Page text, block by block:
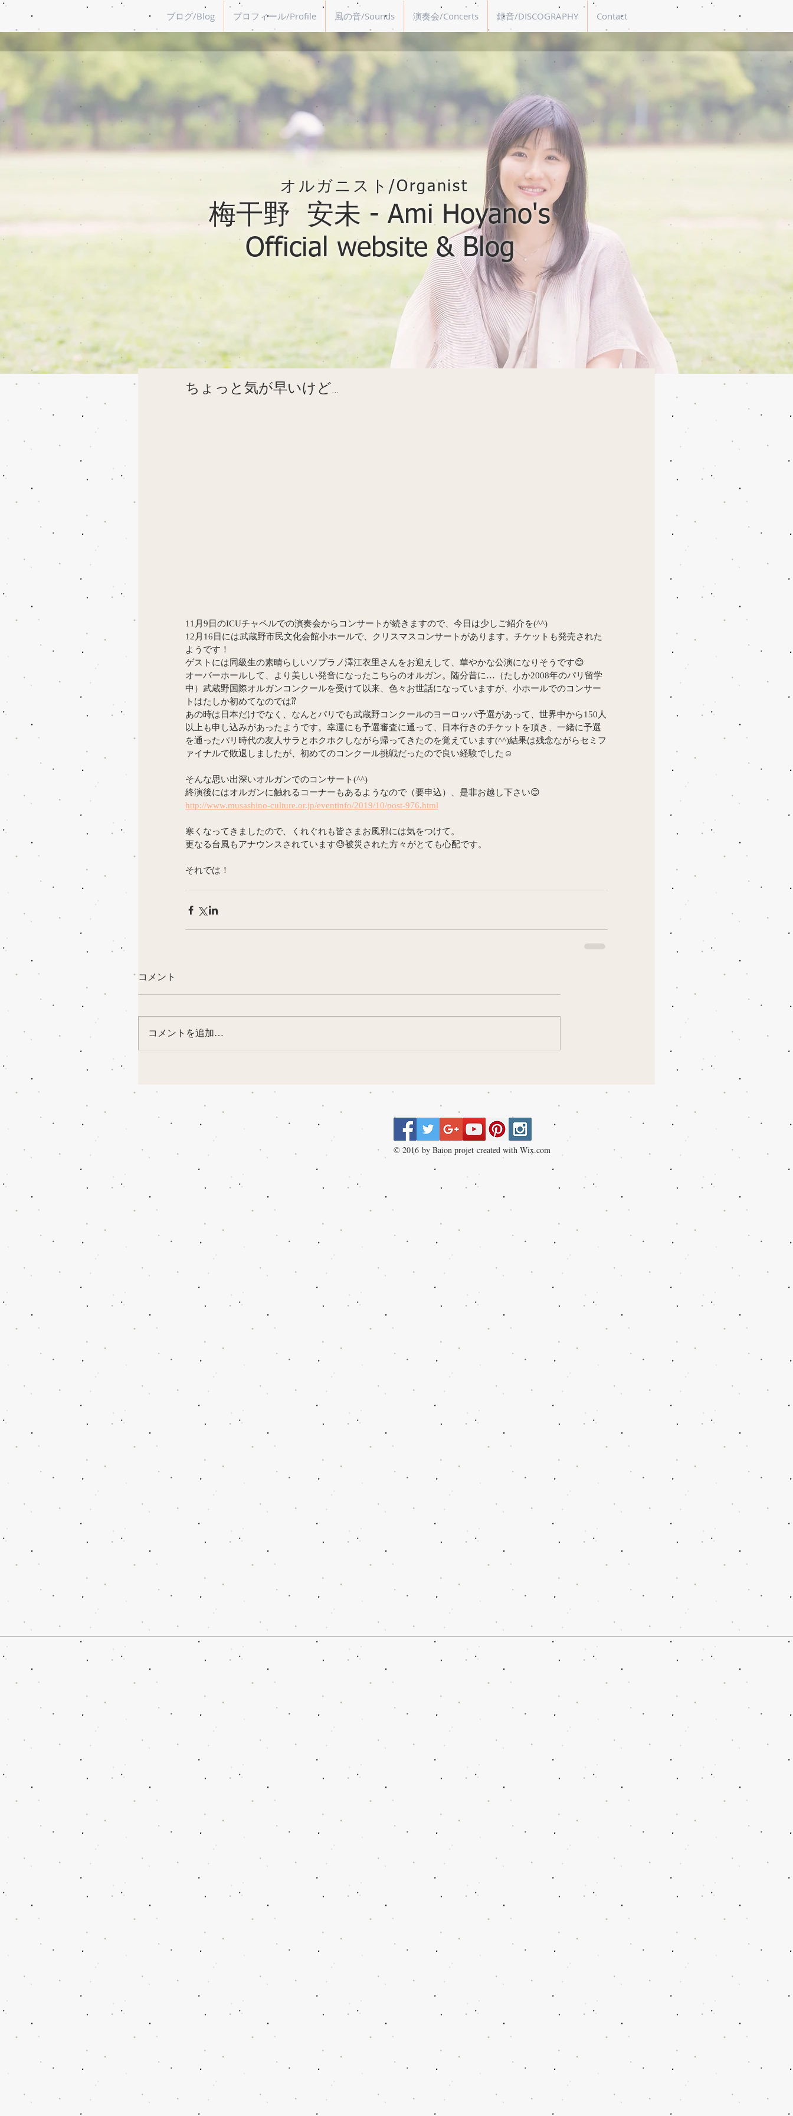
ブログ/Blog プロフィール/Profile 風の音/Sounds 演奏会/Concerts 録音/DISCOGRAPHY Contact
オルガニスト/Organist
梅干野 安未 - Ami Hoyano's
Official website & Blog
ちょっと気が早いけど…
11月9日のICUチャペルでの演奏会からコンサートが続きますので、今日は少しご紹介を(^^)
12月16日には武蔵野市民文化会館小ホールで、クリスマスコンサートがあります。チケットも発売された
ようです！
ゲストには同級生の素晴らしいソプラノ澤江衣里さんをお迎えして、華やかな公演になりそうです😊
オーバーホールして、より美しい発音になったこちらのオルガン。随分昔に…（たしか2008年のパリ留学
中）武蔵野国際オルガンコンクールを受けて以来、色々お世話になっていますが、小ホールでのコンサー
トはたしか初めてなのでは⁇
あの時は日本だけでなく、なんとパリでも武蔵野コンクールのヨーロッパ予選があって、世界中から150人
以上も申し込みがあったようです。幸運にも予選審査に通って、日本行きのチケットを頂き、一緒に予選
を通ったパリ時代の友人サラとホクホクしながら帰ってきたのを覚えています(^^)結果は残念ながらセミフ
ァイナルで敗退しましたが、初めてのコンクール挑戦だったので良い経験でした☺️
そんな思い出深いオルガンでのコンサート(^^)
終演後にはオルガンに触れるコーナーもあるようなので（要申込）、是非お越し下さい😊
http://www.musashino-culture.or.jp/eventinfo/2019/10/post-976.html
寒くなってきましたので、くれぐれも皆さまお風邪には気をつけて。
更なる台風もアナウンスされています😓被災された方々がとても心配です。
それでは！
コメント
コメントを追加…
© 2016 by Baion projet created with Wix.com